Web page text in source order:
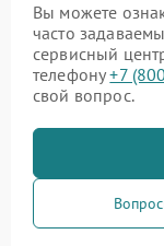
Вы можете
часто
сервисный
телефону+7
свой вопрос.